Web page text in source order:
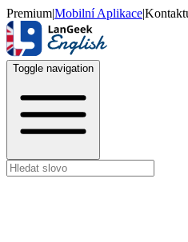
Premium|Mobilní Aplikace|
Toggle navigation